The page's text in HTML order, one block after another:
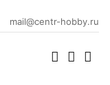
mail@centr-hobby.ru